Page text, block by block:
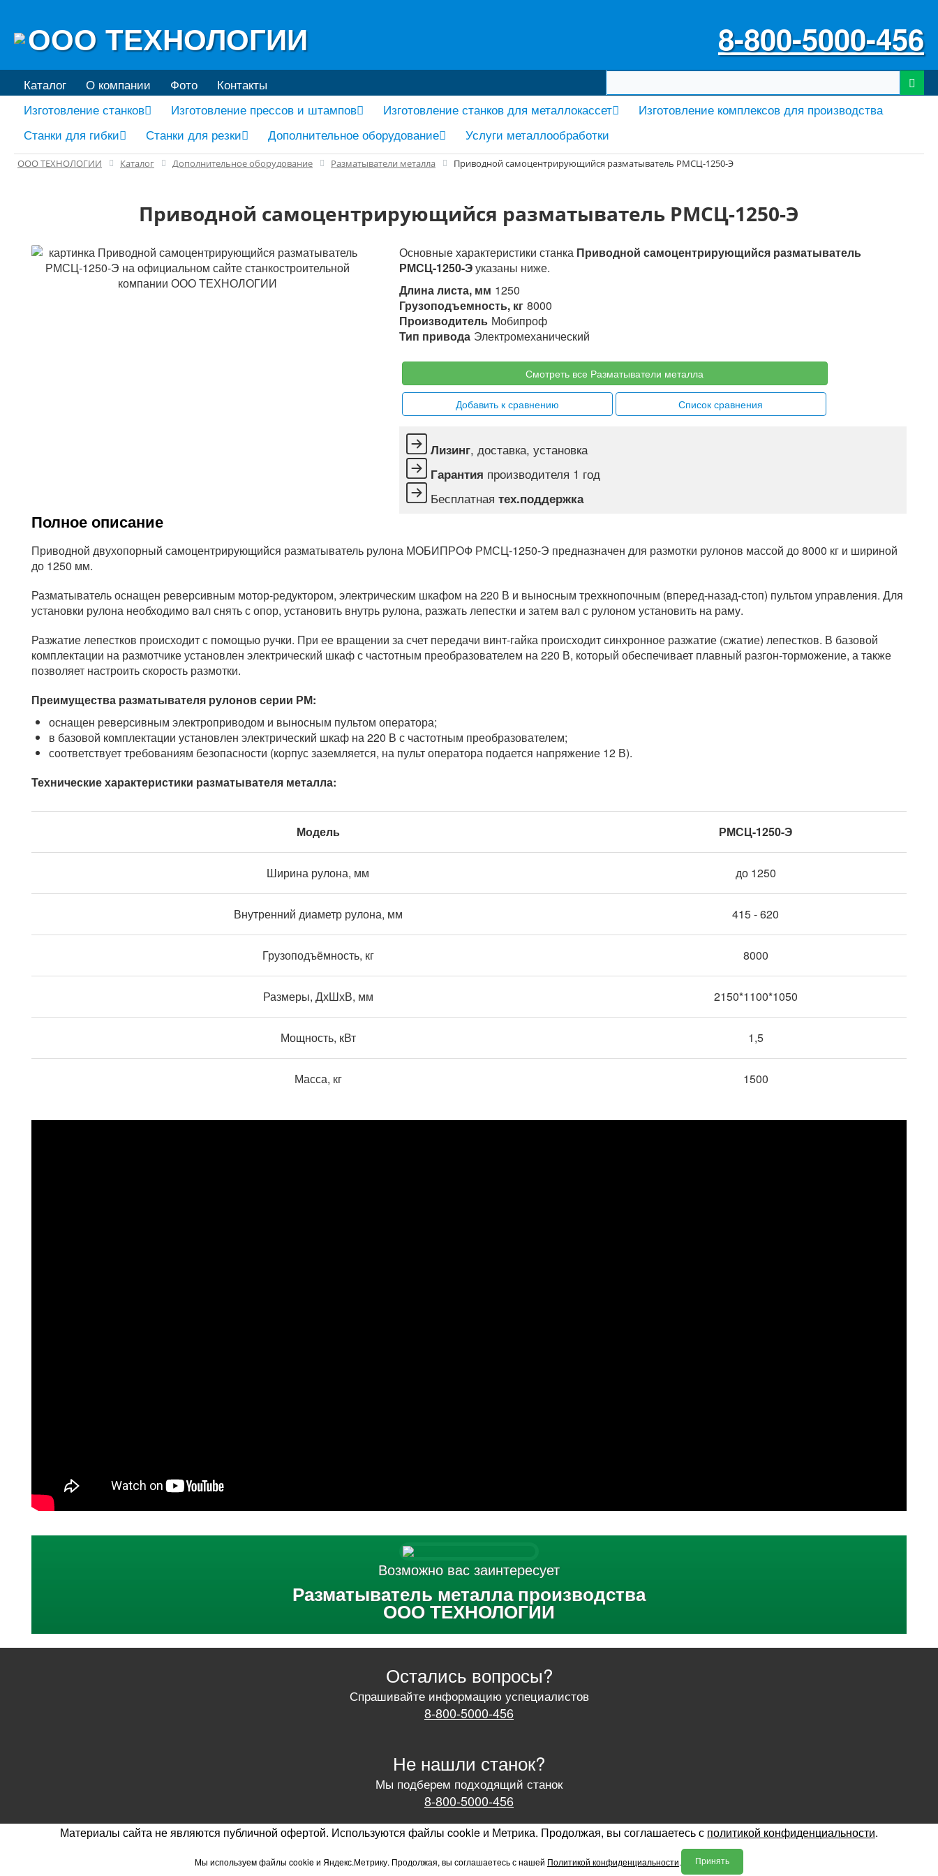
ООО ТЕХНОЛОГИИ 8-800-5000-456
Каталог О компании Фото
Контакты
Изготовление станков
Изготовление прессов и штампов Изготовление станков для металлокассет
Изготовление комплексов для производства
Станки для гибки
Станки для резки Дополнительное оборудование Услуги металлообработки
ООО ТЕХНОЛОГИИ Каталог Дополнительное оборудование Разматыватели металла Приводной самоцентрирующийся разматыватель РМСЦ-1250-Э
Приводной самоцентрирующийся разматыватель РМСЦ-1250-Э
Основные характеристики станка Приводной самоцентрирующийся разматыватель
РМСЦ-1250-Эуказаны ниже.
Длина листа, мм 1250
Грузоподъемность, кг 8000
Производитель Мобипроф
Тип привода Электромеханический
Смотреть все Разматыватели металла
Добавить к сравнению Список сравнения
Лизинг, доставка, установка
Гарантия производителя 1 год
Бесплатная тех.поддержка
Полное описание
Приводной двухопорный самоцентрирующийся разматыватель рулона МОБИПРОФ РМСЦ-1250-Э предназначен для размотки рулонов массой до 8000 кг и шириной
до 1250 мм.
Разматыватель оснащен реверсивным мотор-редуктором, электрическим шкафом на 220 В и выносным трехкнопочным (вперед-назад-стоп) пультом управления. Для
установки рулона необходимо вал снять с опор, установить внутрь рулона, разжать лепестки и затем вал с рулоном установить на раму.
Разжатие лепестков происходит с помощью ручки. При ее вращении за счет передачи винт-гайка происходит синхронное разжатие (сжатие) лепестков. В базовой
комплектации на размотчике установлен электрический шкаф с частотным преобразователем на 220 В, который обеспечивает плавный разгон-торможение, а также
позволяет настроить скорость размотки.
Преимущества разматывателя рулонов серии РМ:
оснащен реверсивным электроприводом и выносным пультом оператора;
в базовой комплектации установлен электрический шкаф на 220 В с частотным преобразователем;
соответствует требованиям безопасности (корпус заземляется, на пульт оператора подается напряжение 12 В).
Технические характеристики разматывателя металла:
Модель РМСЦ-1250-Э
Ширина рулона, мм до 1250
Внутренний диаметр рулона, мм 415 - 620
Грузоподъёмность, кг 8000
Размеры, ДхШхВ, мм 2150*1100*1050
Мощность, кВт 1,5
Масса, кг 1500
Возможно вас заинтересует
Разматыватель металла производства
ООО ТЕХНОЛОГИИ
Остались вопросы?
Спрашивайте информацию успециалистов
8-800-5000-456
Не нашли станок?
Мы подберем подходящий станок
8-800-5000-456
Мы используем файлы cookie и Яндекс.Метрику. Продолжая, вы соглашаетесь с нашей Политикой конфиденциальности. Принять
Материалы сайта не являются публичной офертой. Используются файлы cookie и Метрика. Продолжая, вы соглашаетесь с политикой конфиденциальности.
Принять